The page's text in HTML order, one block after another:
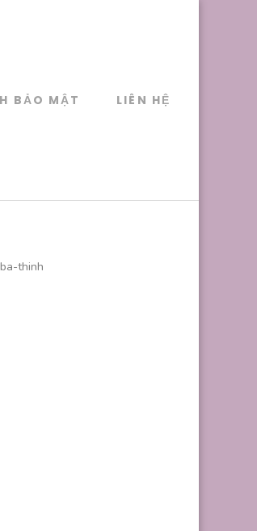
BẢO MẬT LIÊN HỆ
thinh